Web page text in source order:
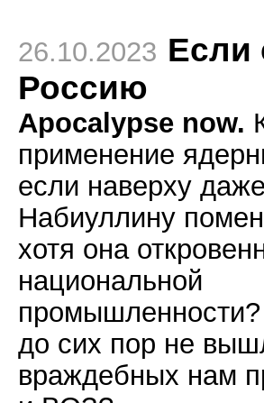
26.10.2023 Если
Россию
Apocalypse now.
применение
если наверху
Набиуллину
хотя она
национальной
до сих пор не
враждебных нам